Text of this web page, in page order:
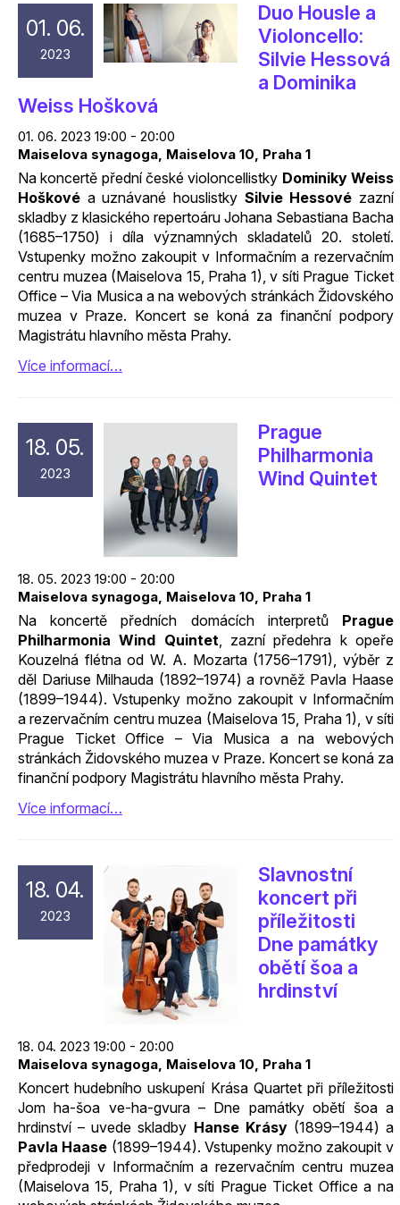
01. 06.
2023
Duo Housle a
Violoncello:
Silvie Hessová
a Dominika
Weiss Hošková
01. 06. 2023 19:00 - 20:00
Maiselova synagoga, Maiselova 10, Praha 1
Na koncertě přední české violoncellistky Dominiky Weiss
Hoškové a uznávané houslistky Silvie Hessové zazní
skladby z klasického repertoáru Johana Sebastiana Bacha
(1685–1750) i díla významných skladatelů 20. století.
Vstupenky možno zakoupit v Informačním a rezervačním
centru muzea (Maiselova 15, Praha 1), v síti Prague Ticket
Office – Via Musica a na webových stránkách Židovského
muzea v Praze. Koncert se koná za finanční podpory
Magistrátu hlavního města Prahy.
Více informací…
18. 05.
2023
Prague
Philharmonia
Wind Quintet
18. 05. 2023 19:00 - 20:00
Maiselova synagoga, Maiselova 10, Praha 1
Na koncertě předních domácích interpretů Prague
Philharmonia Wind Quintet, zazní předehra k opeře
Kouzelná flétna od W. A. Mozarta (1756–1791), výběr z
děl Dariuse Milhauda (1892–1974) a rovněž Pavla Haase
(1899–1944). Vstupenky možno zakoupit v Informačním
a rezervačním centru muzea (Maiselova 15, Praha 1), v síti
Prague Ticket Office – Via Musica a na webových
stránkách Židovského muzea v Praze. Koncert se koná za
finanční podpory Magistrátu hlavního města Prahy.
Více informací…
18. 04.
2023
Slavnostní
koncert při
příležitosti
Dne památky
obětí šoa a
hrdinství
18. 04. 2023 19:00 - 20:00
Maiselova synagoga, Maiselova 10, Praha 1
Koncert hudebního uskupení Krása Quartet při příležitosti
Jom ha-šoa ve-ha-gvura – Dne památky obětí šoa a
hrdinství – uvede skladby Hanse Krásy(1899–1944) a
Pavla Haase (1899–1944). Vstupenky možno zakoupit v
předprodeji v Informačním a rezervačním centru muzea
(Maiselova 15, Praha 1), v síti Prague Ticket Office a na